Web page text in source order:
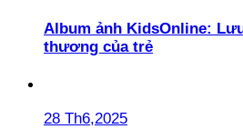
Album ảnh KidsOnline:
thương của trẻ
28 Th6,2025